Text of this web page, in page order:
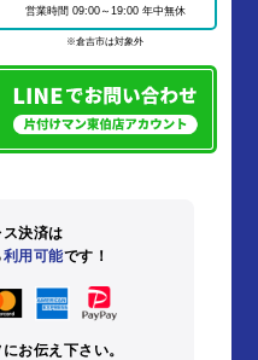
営業時間 09:00～19:00 年中無休
※倉吉市は対象外
決済は
利用可能です！
お伝え下さい。